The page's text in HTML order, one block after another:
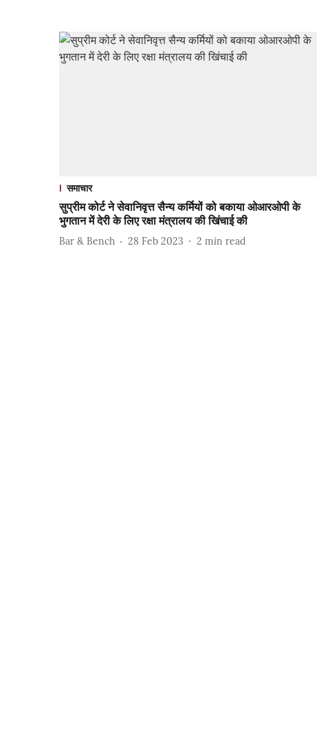
समाचार
सुप्रीम कोर्ट ने सेवानिवृत्त सैन्य कर्मियों को बकाया ओआरओपी के
भुगतान में देरी के लिए रक्षा मंत्रालय की खिंचाई की
Bar & Bench 28 Feb 2023 2 min read